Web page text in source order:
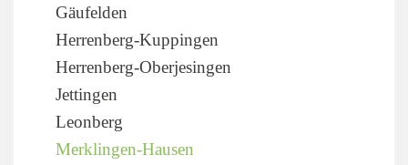
Gäufelden
Herrenberg-Kuppingen
Herrenberg-Oberjesingen
Jettingen
Leonberg
Merklingen-Hausen